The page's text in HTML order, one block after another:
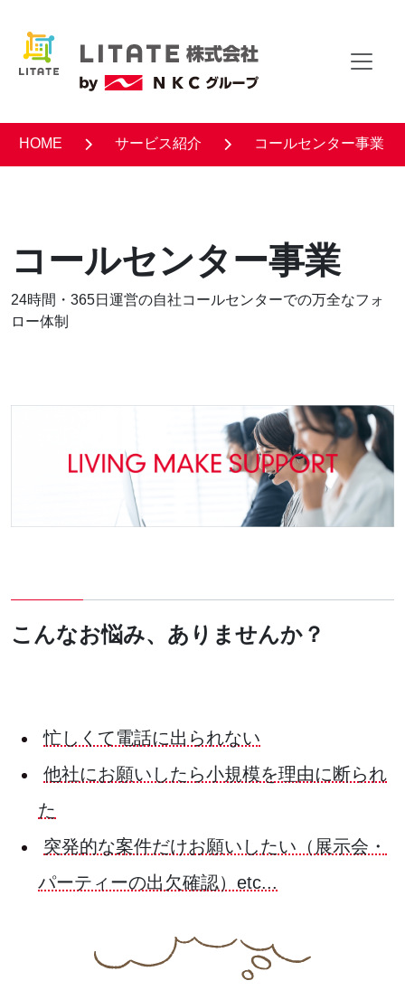
HOME サービス紹介 コールセンター事業
コールセンター事業
24時間・365日運営の自社コールセンターでの万全なフォ
ロー体制
こんなお悩み、ありませんか？
忙しくて電話に出られない
他社にお願いしたら小規模を理由に断られ
た
突発的な案件だけお願いしたい（展示会・
パーティーの出欠確認）etc...